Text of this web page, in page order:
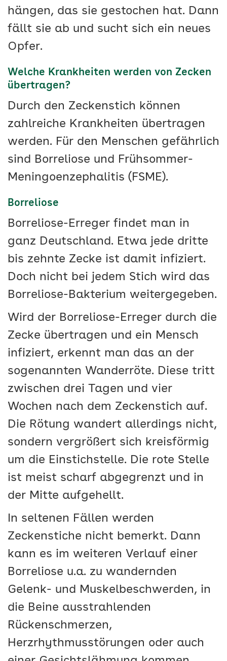
hängen, das sie gestochen hat. Dann
fällt sie ab und sucht sich ein neues
Opfer.
Welche Krankheiten werden von Zecken
übertragen?
Durch den Zeckenstich können
zahlreiche Krankheiten übertragen
werden. Für den Menschen gefährlich
sind Borreliose und Frühsommer-
Meningoenzephalitis (FSME).
Borreliose
Borreliose-Erreger findet man in
ganz Deutschland. Etwa jede dritte
bis zehnte Zecke ist damit infiziert.
Doch nicht bei jedem Stich wird das
Borreliose-Bakterium weitergegeben.
Wird der Borreliose-Erreger durch die
Zecke übertragen und ein Mensch
infiziert, erkennt man das an der
sogenannten Wanderröte. Diese tritt
zwischen drei Tagen und vier
Wochen nach dem Zeckenstich auf.
Die Rötung wandert allerdings nicht,
sondern vergrößert sich kreisförmig
um die Einstichstelle. Die rote Stelle
ist meist scharf abgegrenzt und in
der Mitte aufgehellt.
In seltenen Fällen werden
Zeckenstiche nicht bemerkt. Dann
kann es im weiteren Verlauf einer
Borreliose u.a. zu wandernden
Gelenk- und Muskelbeschwerden, in
die Beine ausstrahlenden
Rückenschmerzen,
Herzrhythmusstörungen oder auch